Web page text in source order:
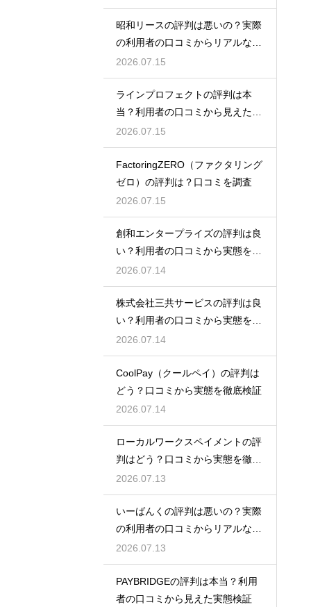
昭和リースの評判は悪いの？実際
の利用者の口コミからリアルな実
態検証
2026.07.15
ラインプロフェクトの評判は本
当？利用者の口コミから見えた実
態検証
2026.07.15
FactoringZERO（ファクタリング
ゼロ）の評判は？口コミを調査
2026.07.15
創和エンタープライズの評判は良
い？利用者の口コミから実態を徹
底解説
2026.07.14
株式会社三共サービスの評判は良
い？利用者の口コミから実態を徹
底解説
2026.07.14
CoolPay（クールペイ）の評判は
どう？口コミから実態を徹底検証
2026.07.14
ローカルワークスペイメントの評
判はどう？口コミから実態を徹底
検証！
2026.07.13
いーばんくの評判は悪いの？実際
の利用者の口コミからリアルな実
態検証
2026.07.13
PAYBRIDGEの評判は本当？利用
者の口コミから見えた実態検証